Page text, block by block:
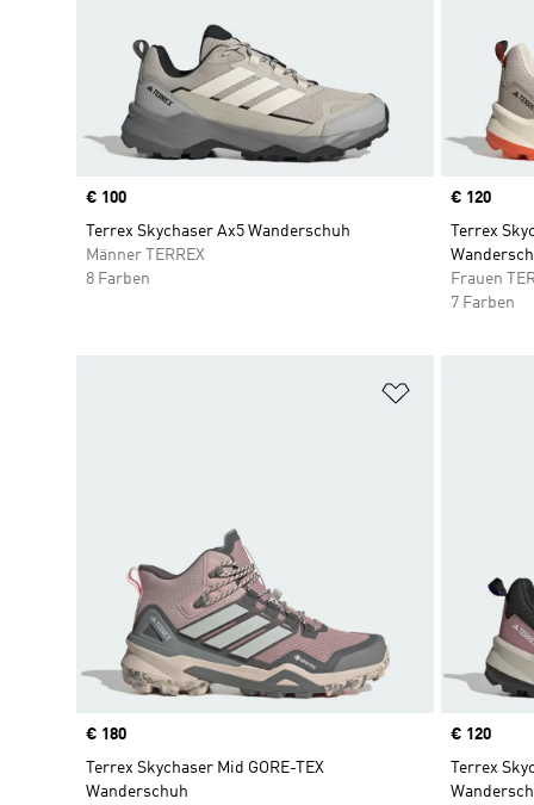
Price
€ 100
Terrex Skychaser Ax5 Wanderschuh
Männer TERREX
8 Farben
Price
€ 120
Terrex
Frauen
7 Farben
Price
€ 180
Terrex Skychaser Mid GORE-TEX
Wanderschuh
Price
€ 120
Terrex